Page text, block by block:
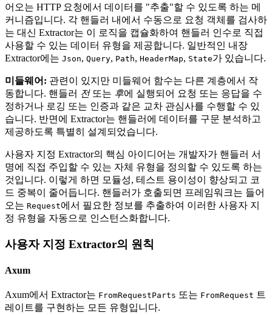
어오는 HTTP 요청에서 데이터를 "추출"할 수 있도록 하는 메
커니즘입니다. 각 핸들러 내에서 수동으로 요청 객체를 검사하
는 대신 Extractor는 이 로직을 캡슐화하여 핸들러 인수로 직접
사용할 수 있는 데이터 유형을 제공합니다. 일반적인 내장
Extractor에는 Json, Query, Path, HeaderMap, State가 있습니다.
미들웨어: 관련이 있지만 미들웨어 함수는 다른 계층에서 작
동합니다. 핸들러 전또는 후에 실행되어 요청 또는 응답을 수
정하거나 로깅 또는 인증과 같은 교차 관심사를 수행할 수 있
습니다. 반면에 Extractor는 핸들러에 데이터를 구문 분석하고
제공하도록 특별히 설계되었습니다.
사용자 지정 Extractor의 핵심 아이디어는 개발자가 핸들러 서
명에 직접 주입할 수 있는 자체 유형을 정의할 수 있도록 하는
것입니다. 이렇게 하면 모듈성, 테스트 용이성이 향상되고 코
드 중복이 줄어듭니다. 핸들러가 호출되면 프레임워크는 들어
오는 Request에서 필요한 정보를 추출하여 이러한 사용자 지
정 유형을 자동으로 인스턴스화합니다.
사용자 지정 Extractor의 원칙
Axum
Axum에서 Extractor는 FromRequestParts 또는 FromRequest 트
레이트를 구현하는 모든 유형입니다.